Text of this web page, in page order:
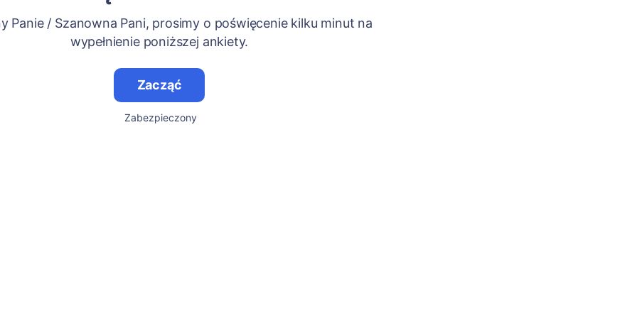
Panie / Szanowna Pani, prosimy o poświęcenie kilku minut na
wypełnienie poniższej ankiety.
Zacząć
Zabezpieczony